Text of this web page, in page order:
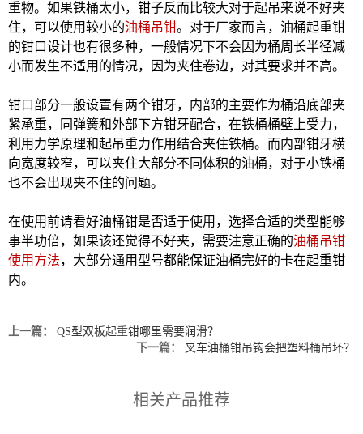
重物。如果铁桶太小，钳子反而比较大对于起吊来说不好夹
住，可以使用较小的油桶吊钳。对于厂家而言，油桶起重钳
的钳口设计也有很多种，一般情况下不会因为桶周长半径减
小而发生不适用的情况，因为夹住卷边，对其要求并不高。
钳口部分一般设置有两个钳牙，内部的主要作为桶沿底部夹
紧承重，同弹簧和外部下方钳牙配合，在铁桶桶壁上受力，
利用力学原理和起吊重力作用结合夹住铁桶。而内部钳牙横
向宽度较窄，可以夹住大部分不同体积的油桶，对于小铁桶
也不会出现夹不住的问题。
在使用前请看好油桶钳是否适于使用，选择合适的类型能够
事半功倍，如果该还觉得不好夹，需要注意正确的油桶吊钳
使用方法，大部分通用型号都能保证油桶完好的卡在起重钳
内。
上一篇：
QS型双板起重钳哪里需要润滑？
下一篇：
叉车油桶钳吊钩会把塑料桶吊坏？
相关产品推荐